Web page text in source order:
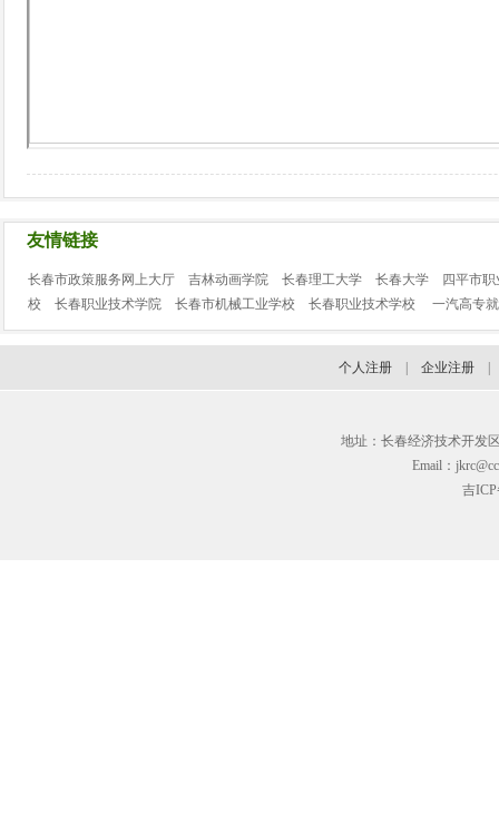
友情链接
长春市政策服务网上大厅 吉林动画学院 长春理工大学 长春大学
四平市
校
长春职业技术学院 长春市机械工业学校 长春职业技术学校 一汽高专
个人注册 企业注册
地址：长春经济技术开发
Email：
吉ICP